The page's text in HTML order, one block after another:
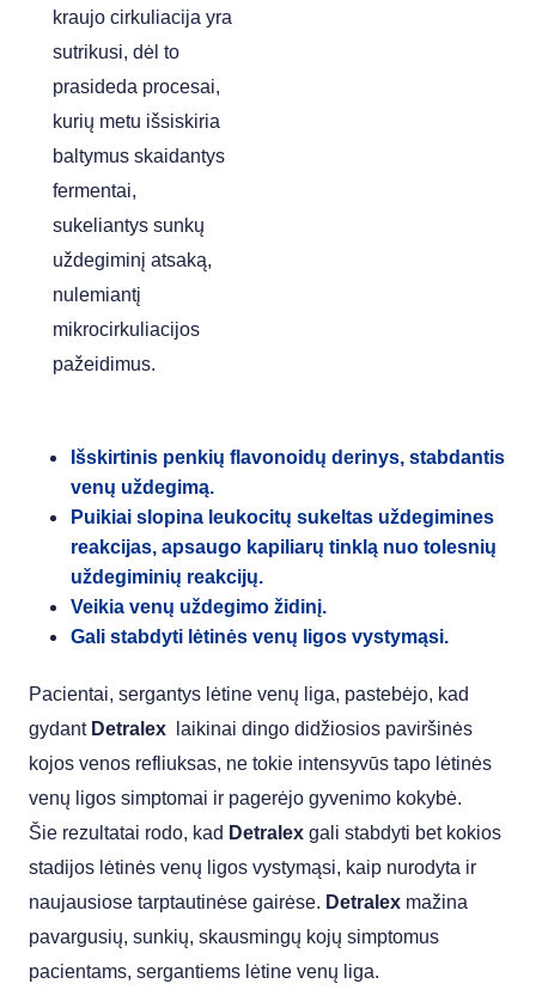
kraujo cirkuliacija yra
sutrikusi, dėl to
prasideda procesai,
kurių metu išsiskiria
baltymus skaidantys
fermentai,
sukeliantys sunkų
uždegiminį atsaką,
nulemiantį
mikrocirkuliacijos
pažeidimus.
Išskirtinis penkių flavonoidų derinys, stabdantis
venų uždegimą.
Puikiai slopina leukocitų sukeltas uždegimines
reakcijas, apsaugo kapiliarų tinklą nuo tolesnių
uždegiminių reakcijų.
Veikia venų uždegimo židinį.
Gali stabdyti lėtinės venų ligos vystymąsi.
Pacientai, sergantys lėtine venų liga, pastebėjo, kad
gydant Detralex
laikinai dingo didžiosios paviršinės
kojos venos refliuksas, ne tokie intensyvūs tapo lėtinės
venų ligos simptomai ir pagerėjo gyvenimo kokybė.
Šie rezultatai rodo, kad Detralex gali stabdyti bet kokios
stadijos lėtinės venų ligos vystymąsi, kaip nurodyta ir
naujausiose tarptautinėse gairėse. Detralex mažina
pavargusių, sunkių, skausmingų kojų simptomus
pacientams, sergantiems lėtine venų liga.